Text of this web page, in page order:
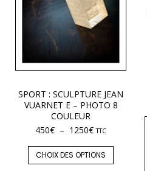
SPORT : SCULPTURE JEAN
VUARNET E – PHOTO 8
COULEUR
450€ – 1250€ TTC
CHOIX DES OPTIONS